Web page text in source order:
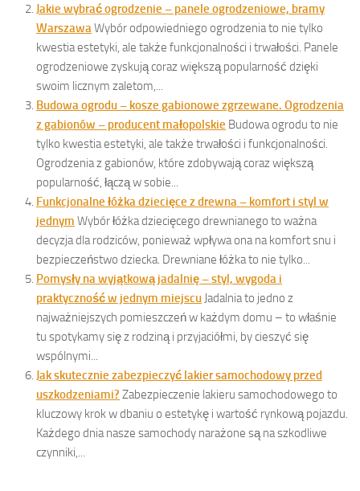
Jakie wybrać ogrodzenie – panele ogrodzeniowe, bramy
WarszawaWybór odpowiedniego ogrodzenia to nie tylko
kwestia estetyki, ale także funkcjonalności i trwałości. Panele
ogrodzeniowe zyskują coraz większą popularność dzięki
swoim licznym zaletom,...
Budowa ogrodu – kosze gabionowe zgrzewane. Ogrodzenia
z gabionów – producent małopolskie Budowa ogrodu to nie
tylko kwestia estetyki, ale także trwałości i funkcjonalności.
Ogrodzenia z gabionów, które zdobywają coraz większą
popularność, łączą w sobie...
Funkcjonalne łóżka dziecięce z drewna – komfort i styl w
jednym Wybór łóżka dziecięcego drewnianego to ważna
decyzja dla rodziców, ponieważ wpływa ona na komfort snu i
bezpieczeństwo dziecka. Drewniane łóżka to nie tylko...
Pomysły na wyjątkową jadalnię – styl, wygoda i
praktyczność w jednym miejscu Jadalnia to jedno z
najważniejszych pomieszczeń w każdym domu – to właśnie
tu spotykamy się z rodziną i przyjaciółmi, by cieszyć się
wspólnymi...
Jak skutecznie zabezpieczyć lakier samochodowy przed
uszkodzeniami? Zabezpieczenie lakieru samochodowego to
kluczowy krok w dbaniu o estetykę i wartość rynkową pojazdu.
Każdego dnia nasze samochody narażone są na szkodliwe
czynniki,...